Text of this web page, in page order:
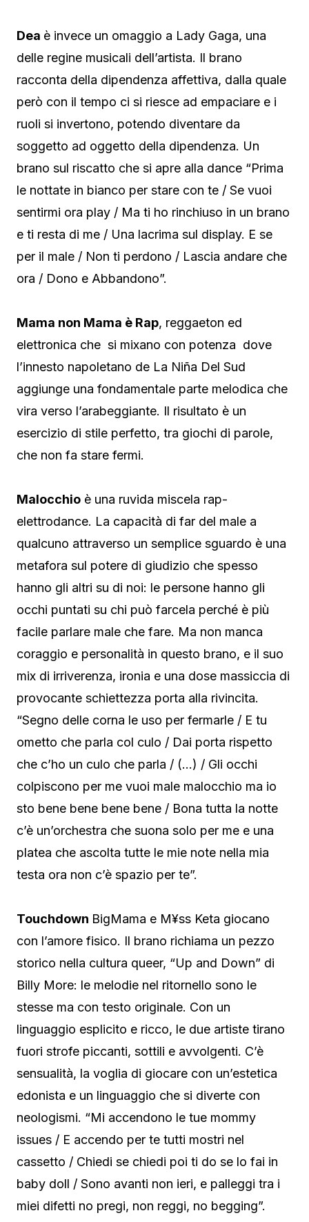
Dea è invece un omaggio a Lady Gaga, una
delle regine musicali dell’artista. Il brano
racconta della dipendenza affettiva, dalla quale
però con il tempo ci si riesce ad empaciare e i
ruoli si invertono, potendo diventare da
soggetto ad oggetto della dipendenza. Un
brano sul riscatto che si apre alla dance “Prima
le nottate in bianco per stare con te / Se vuoi
sentirmi ora play / Ma ti ho rinchiuso in un brano
e ti resta di me / Una lacrima sul display. E se
per il male / Non ti perdono / Lascia andare che
ora / Dono e Abbandono”.
Mama non Mama è Rap, reggaeton ed
elettronica che si mixano con potenza dove
l’innesto napoletano de La Niña Del Sud
aggiunge una fondamentale parte melodica che
vira verso l’arabeggiante. Il risultato è un
esercizio di stile perfetto, tra giochi di parole,
che non fa stare fermi.
Malocchio è una ruvida miscela rap-
elettrodance. La capacità di far del male a
qualcuno attraverso un semplice sguardo è una
metafora sul potere di giudizio che spesso
hanno gli altri su di noi: le persone hanno gli
occhi puntati su chi può farcela perché è più
facile parlare male che fare. Ma non manca
coraggio e personalità in questo brano, e il suo
mix di irriverenza, ironia e una dose massiccia di
provocante schiettezza porta alla rivincita.
“Segno delle corna le uso per fermarle / E tu
ometto che parla col culo / Dai porta rispetto
che c’ho un culo che parla / (…) / Gli occhi
colpiscono per me vuoi male malocchio ma io
sto bene bene bene bene / Bona tutta la notte
c’è un’orchestra che suona solo per me e una
platea che ascolta tutte le mie note nella mia
testa ora non c’è spazio per te”.
Touchdown BigMama e M¥ss Keta giocano
con l’amore fisico. Il brano richiama un pezzo
storico nella cultura queer, “Up and Down” di
Billy More: le melodie nel ritornello sono le
stesse ma con testo originale. Con un
linguaggio esplicito e ricco, le due artiste tirano
fuori strofe piccanti, sottili e avvolgenti. C’è
sensualità, la voglia di giocare con un’estetica
edonista e un linguaggio che si diverte con
neologismi. “Mi accendono le tue mommy
issues / E accendo per te tutti mostri nel
cassetto / Chiedi se chiedi poi ti do se lo fai in
baby doll / Sono avanti non ieri, e palleggi tra i
miei difetti no pregi, non reggi, no begging”.